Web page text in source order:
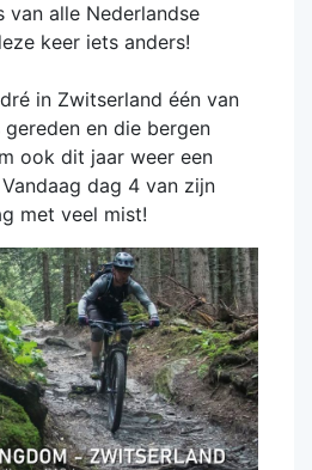
van alle Nederlandse
keer iets anders!
in Zwitserland één van
en die bergen
ook dit jaar weer een
dag 4 van zijn
met veel mist!